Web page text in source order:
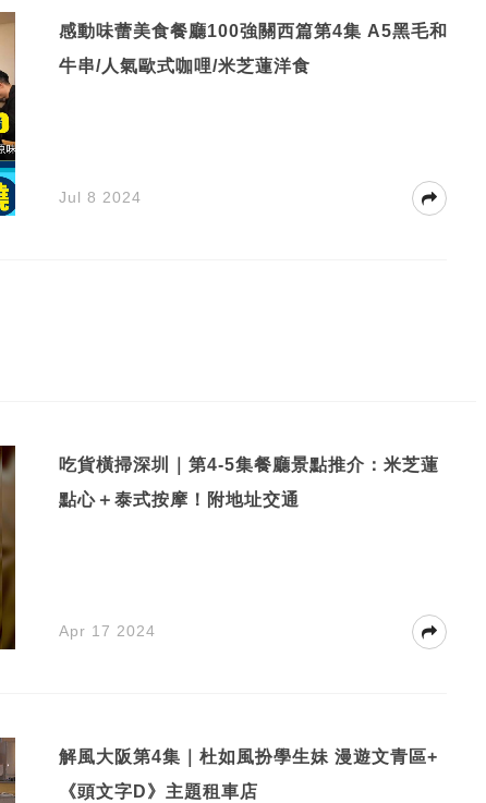
感動味蕾美食餐廳100強關西篇第4集 A5黑毛和
牛串/人氣歐式咖哩/米芝蓮洋食
Jul 8 2024
吃貨橫掃深圳｜第4-5集餐廳景點推介：米芝蓮
點心＋泰式按摩！附地址交通
Apr 17 2024
解風大阪第4集｜杜如風扮學生妹 漫遊文青區+
《頭文字D》主題租車店